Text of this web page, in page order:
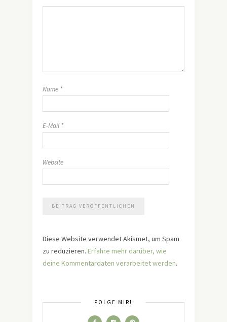
Name *
E-Mail *
Website
Diese Website verwendet Akismet, um Spam
zu reduzieren. Erfahre mehr darüber, wie
deine Kommentardaten verarbeitet werden.
FOLGE MIR!